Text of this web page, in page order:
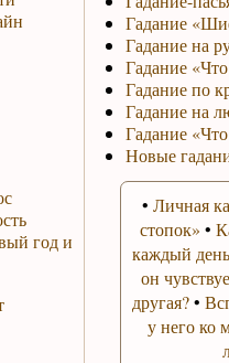
год и
Гадание
Гадание на
Гадание
Гадание по
Гадание на
Гадание
Новые
• Личная
стопок» •
каждый день
он
другая?•
у него ко